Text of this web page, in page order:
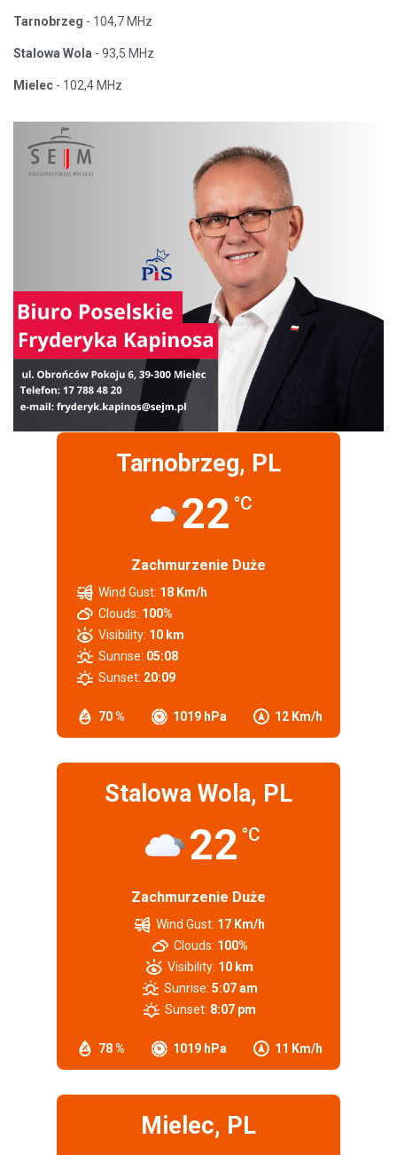
Tarnobrzeg - 104,7 MHz
Stalowa Wola - 93,5 MHz
Mielec - 102,4 MHz
Tarnobrzeg, PL
22 °C
Zachmurzenie Duże
70 % 1019 hPa 12 Km/h
Wind Gust: 18 Km/h
Clouds: 100%
Visibility: 10 km
Sunrise: 05:08
Sunset: 20:09
Stalowa Wola, PL
22 °C
Zachmurzenie Duże
78 % 1019 hPa 11 Km/h
Wind Gust: 17 Km/h
Clouds: 100%
Visibility: 10 km
Sunrise: 5:07 am
Sunset: 8:07 pm
Mielec, PL